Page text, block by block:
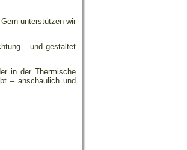
unterstützen wir
– und gestaltet
in der Thermische
– anschaulich und